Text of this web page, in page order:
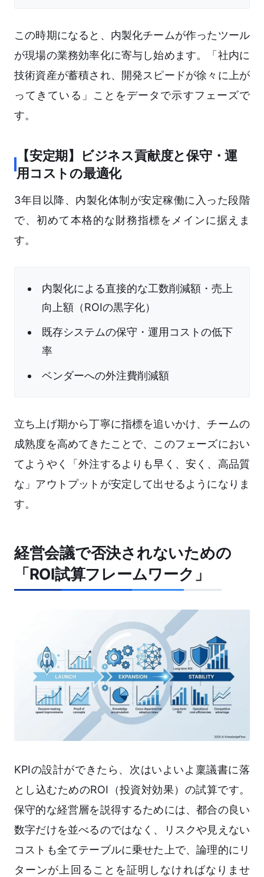
この時期になると、内製化チームが作ったツール
が現場の業務効率化に寄与し始めます。「社内に
技術資産が蓄積され、開発スピードが徐々に上が
ってきている」ことをデータで示すフェーズで
す。
【安定期】ビジネス貢献度と保守・運
用コストの最適化
3年目以降、内製化体制が安定稼働に入った段階
で、初めて本格的な財務指標をメインに据えま
す。
内製化による直接的な工数削減額・売上
向上額（ROIの黒字化）
既存システムの保守・運用コストの低下
率
ベンダーへの外注費削減額
立ち上げ期から丁寧に指標を追いかけ、チームの
成熟度を高めてきたことで、このフェーズにおい
てようやく「外注するよりも早く、安く、高品質
な」アウトプットが安定して出せるようになりま
す。
経営会議で否決されないための
「ROI試算フレームワーク」
KPIの設計ができたら、次はいよいよ稟議書に落
とし込むためのROI（投資対効果）の試算です。
保守的な経営層を説得するためには、都合の良い
数字だけを並べるのではなく、リスクや見えない
コストも全てテーブルに乗せた上で、論理的にリ
ターンが上回ることを証明しなければなりませ